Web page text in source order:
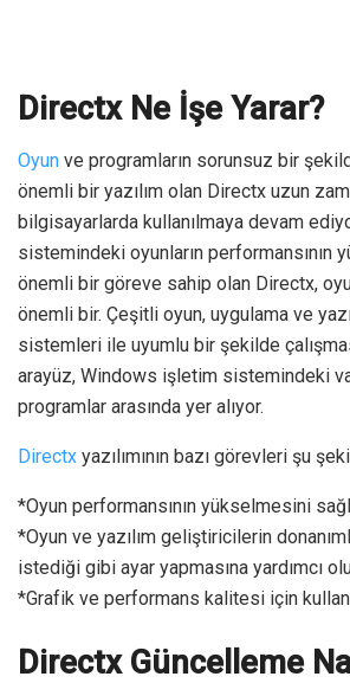
Directx Ne İşe Yarar?
Oyun ve programların sorunsuz bir
önemli bir yazılım olan Directx uzun
bilgisayarlarda kullanılmaya devam
sistemindeki oyunların performansının
önemli bir göreve sahip olan Directx,
önemli bir. Çeşitli oyun, uygulama ve
sistemleri ile uyumlu bir şekilde
arayüz, Windows işletim sistemindeki
programlar arasında yer alıyor.
Directx yazılımının bazı görevleri şu
*Oyun performansının yükselmesini
*Oyun ve yazılım geliştiricilerin
istediği gibi ayar yapmasına yardımcı
*Grafik ve performans kalitesi için
Directx Güncelleme